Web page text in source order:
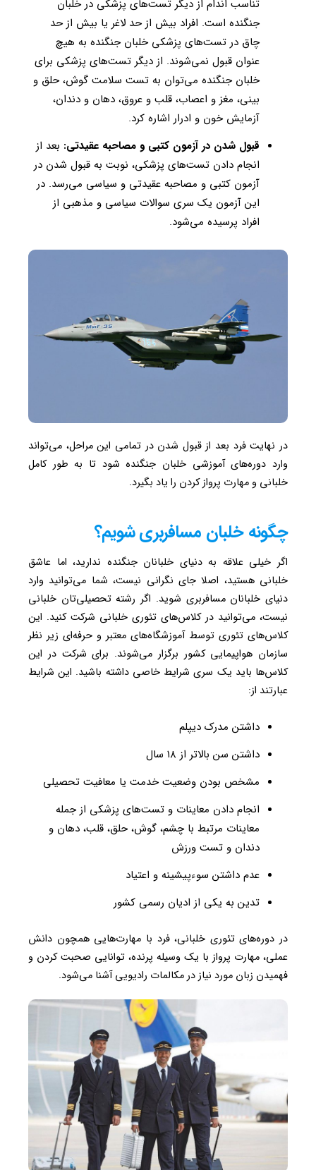
تناسب اندام از دیگر تست‌های پزشکی در خلبان
جنگنده است. افراد بیش از حد لاغر یا بیش از حد
چاق در تست‌های پزشکی خلبان جنگنده به هیچ
عنوان قبول نمی‌شوند. از دیگر تست‌های پزشکی برای
خلبان جنگنده می‌توان به تست سلامت گوش، حلق و
بینی، مغز و اعصاب، قلب و عروق، دهان و دندان،
آزمایش خون و ادرار اشاره کرد.
قبول شدن در آزمون کتبی و مصاحبه عقیدتی: بعد از
انجام دادن تست‌های پزشکی، نوبت به قبول شدن در
آزمون کتبی و مصاحبه عقیدتی و سیاسی می‌رسد. در
این آزمون یک سری سوالات سیاسی و مذهبی از
افراد پرسیده می‌شود.
در نهایت فرد بعد از قبول شدن در تمامی این مراحل، می‌تواند
وارد دوره‌های آموزشی خلبان جنگنده شود تا به طور کامل
خلبانی و مهارت پرواز کردن را یاد بگیرد.
چگونه خلبان مسافربری شویم؟
اگر خیلی علاقه به دنیای خلبانان جنگنده ندارید، اما عاشق
خلبانی هستید، اصلا جای نگرانی نیست، شما می‌توانید وارد
دنیای خلبانان مسافربری شوید. اگر رشته تحصیلی‌تان خلبانی
نیست، می‌توانید در کلاس‌های تئوری خلبانی شرکت کنید. این
کلاس‌های تئوری توسط آموزشگاه‌های معتبر و حرفه‌ای زیر نظر
سازمان هواپیمایی کشور برگزار می‌شوند. برای شرکت در این
کلاس‌ها باید یک سری شرایط خاصی داشته باشید. این شرایط
عبارتند از:
داشتن مدرک دیپلم
داشتن سن بالاتر از ۱۸ سال
مشخص بودن وضعیت خدمت یا معافیت تحصیلی
انجام دادن معاینات و تست‌های پزشکی از جمله
معاینات مرتبط با چشم، گوش، حلق، قلب، دهان و
دندان و تست ورزش
عدم داشتن سوءپیشینه و اعتیاد
تدین به یکی از ادیان رسمی کشور
در دوره‌های تئوری خلبانی، فرد با مهارت‌هایی همچون دانش
عملی، مهارت پرواز با یک وسیله پرنده، توانایی صحبت کردن و
فهمیدن زبان مورد نیاز در مکالمات رادیویی آشنا می‌شود.